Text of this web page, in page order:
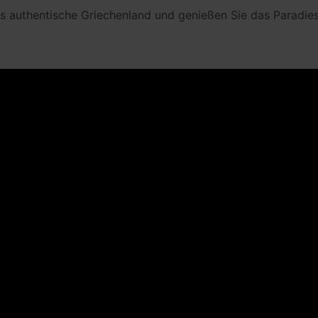
authentische Griechenland und genießen Sie das